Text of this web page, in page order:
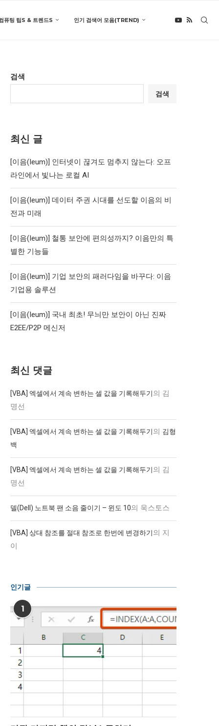
퓨팅 팁S & 트렌드S 인기 검색어 모음(TREND)
검색
검색
최신 글
[이음(Ieum)] 인터넷이 끊겨도 멈추지 않는다: 오프
라인에서 빛나는 로컬 AI
[이음(Ieum)] 데이터 주권 시대를 선도할 이음의 비
전과 미래
[이음(Ieum)] 철통 보안에 편의성까지? 이음만의 특
별한 기능들
[이음(Ieum)] 기업 보안의 패러다임을 바꾸다: 이음
기업용 솔루션
[이음(Ieum)] 국내 최초! 무늬만 보안이 아닌 진짜
E2EE/P2P 메신저
최신 댓글
[VBA] 엑셀에서 계속 변하는 셀 값을 기록해두기의 김
명선
[VBA] 엑셀에서 계속 변하는 셀 값을 기록해두기의 김형
백
[VBA] 엑셀에서 계속 변하는 셀 값을 기록해두기의 김
명선
델(Dell) 노트북 팬 소음 줄이기 – 윈도 10의 욱스토스
[VBA] 상대 참조를 절대 참조로 한번에 변경하기의 지
이
인기글
1